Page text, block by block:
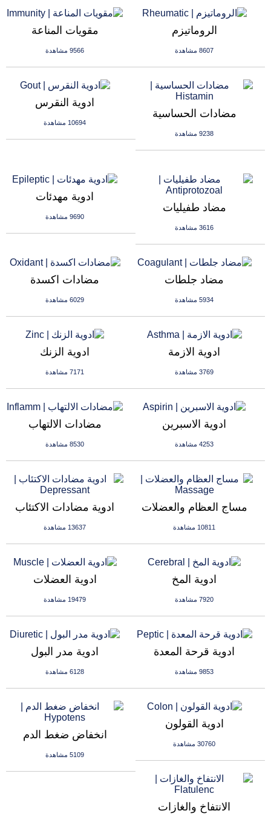
مقويات المناعة
9566 مشاهدة
الروماتيزم
8607 مشاهدة
ادوية النقرس
10694 مشاهدة
مضادات الحساسية
9238 مشاهدة
ادوية مهدئات
9690 مشاهدة
مضاد طفيليات
3616 مشاهدة
مضادات اكسدة
6029 مشاهدة
مضاد جلطات
5934 مشاهدة
ادوية الزنك
7171 مشاهدة
ادوية الازمة
3769 مشاهدة
مضادات الالتهاب
8530 مشاهدة
ادوية الاسبرين
4253 مشاهدة
ادوية مضادات الاكتئاب
13637 مشاهدة
مساج العظام والعضلات
10811 مشاهدة
ادوية العضلات
19479 مشاهدة
ادوية المخ
7920 مشاهدة
ادوية مدر البول
6128 مشاهدة
ادوية قرحة المعدة
9853 مشاهدة
انخفاض ضغط الدم
5109 مشاهدة
ادوية القولون
30760 مشاهدة
الانتفاخ والغازات